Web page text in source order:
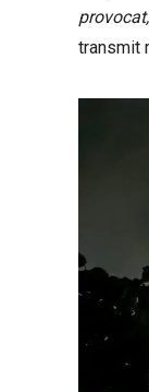
transmit